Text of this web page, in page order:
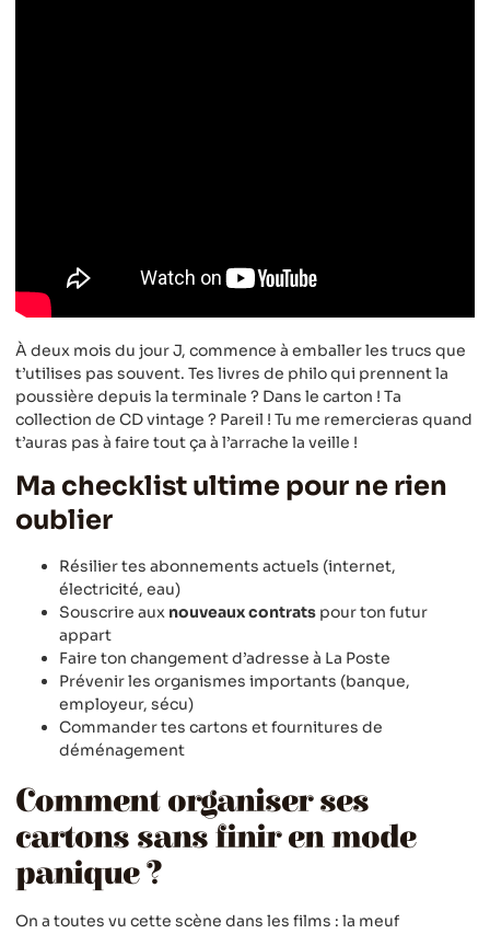
À deux mois du jour J, commence à emballer les trucs que
t’utilises pas souvent. Tes livres de philo qui prennent la
poussière depuis la terminale ? Dans le carton ! Ta
collection de CD vintage ? Pareil ! Tu me remercieras quand
t’auras pas à faire tout ça à l’arrache la veille !
Ma checklist ultime pour ne rien
oublier
Résilier tes abonnements actuels (internet,
électricité, eau)
Souscrire aux nouveaux contrats pour ton futur
appart
Faire ton changement d’adresse à La Poste
Prévenir les organismes importants (banque,
employeur, sécu)
Commander tes cartons et fournitures de
déménagement
Comment organiser ses
cartons sans finir en mode
panique ?
On a toutes vu cette scène dans les films : la meuf